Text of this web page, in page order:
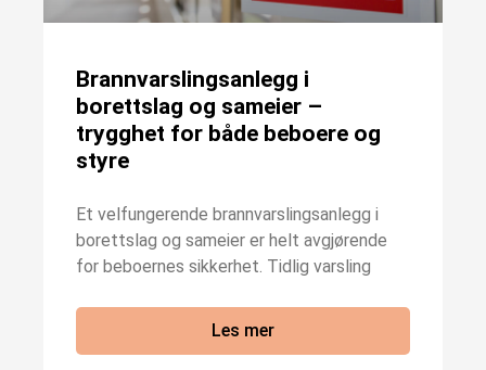
Brannvarslingsanlegg i
borettslag og sameier –
trygghet for både beboere og
styre
Et velfungerende brannvarslingsanlegg i
borettslag og sameier er helt avgjørende
for beboernes sikkerhet. Tidlig varsling
Les mer